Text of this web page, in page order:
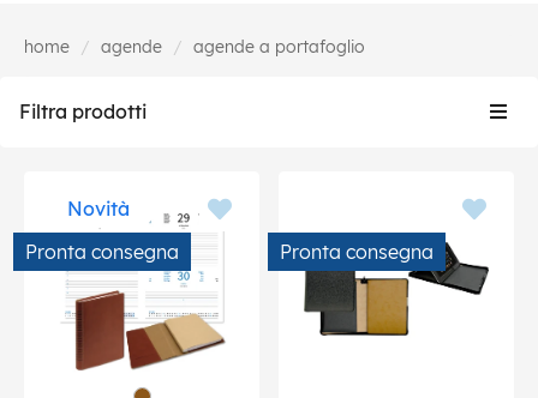
home agende agende a portafoglio
Filtra prodotti
Novità
Pronta consegna
Pronta consegna